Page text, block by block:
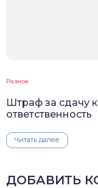
Разное
Штраф за сдачу
ответственность
Читать далее
ДОБАВИТЬ